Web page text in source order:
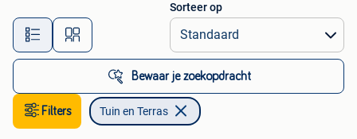
Alle afstanden…
Sorteer op
Bewaar je zoekopdracht
Filters Tuin en Terras